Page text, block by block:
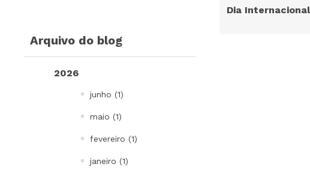
Squeeze Personalizado
Escritório
Bowls, Baldes e Potes
To go e Viagem
Cordões e Costurados
Arquivo do blog
2026
junho (1)
maio (1)
fevereiro (1)
janeiro (1)
Dia